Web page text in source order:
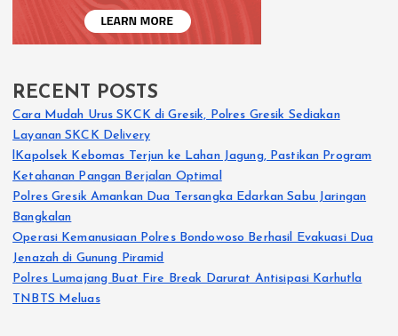
RECENT POSTS
Cara Mudah Urus SKCK di Gresik, Polres Gresik Sediakan
Layanan SKCK Delivery
lKapolsek Kebomas Terjun ke Lahan Jagung, Pastikan Program
Ketahanan Pangan Berjalan Optimal
Polres Gresik Amankan Dua Tersangka Edarkan Sabu Jaringan
Bangkalan
Operasi Kemanusiaan Polres Bondowoso Berhasil Evakuasi Dua
Jenazah di Gunung Piramid
Polres Lumajang Buat Fire Break Darurat Antisipasi Karhutla
TNBTS Meluas